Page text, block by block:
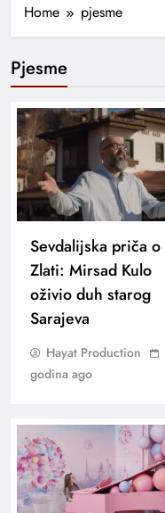
Home pjesme
Pjesme
Sevdalijska priča o
Zlati: Mirsad Kulo
oživio duh starog
Sarajeva
Hayat Production
godina ago